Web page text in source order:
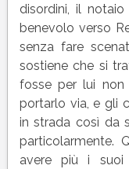
disordini, il
benevolo verso
senza fare
sostiene che si
fosse per lui non
portarlo via, e gli
in strada così da
particolarmente.
avere più i